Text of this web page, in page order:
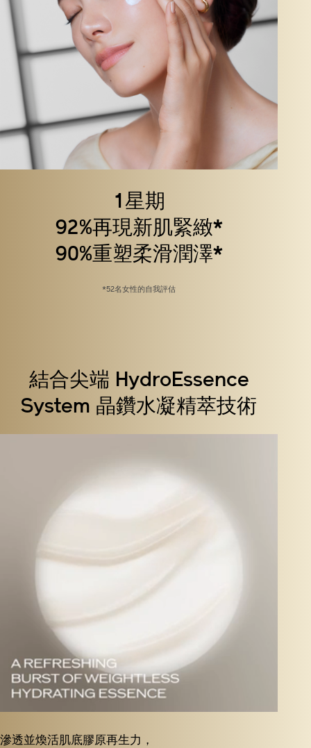
1星期
92%再現新肌緊緻*
90%重塑柔滑潤澤*
*52名女性的自我評估
結合尖端 HydroEssence
System 晶鑽水凝精萃技術
滲透並煥活肌底膠原再生力，